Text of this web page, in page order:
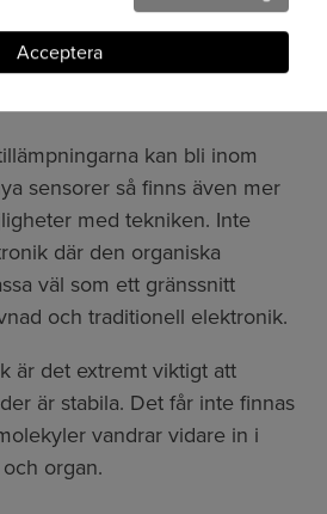
nått så långt att vi kan börja
för användning i
kan bli inom
sensorer så finns även mer
med tekniken. Inte
där den organiska
väl som ett gränssnitt
och traditionell elektronik.
är det extremt viktigt att
är stabila. Det får inte finnas
vandrar vidare in i
organ.
Acceptera